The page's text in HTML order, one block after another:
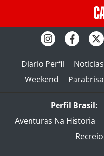
Diario Perfil Noticias
Weekend
Perfil Brasil:
Aventuras Na Historia
Recreio